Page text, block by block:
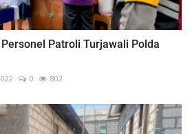
Patroli Turjawali Polda
0 802